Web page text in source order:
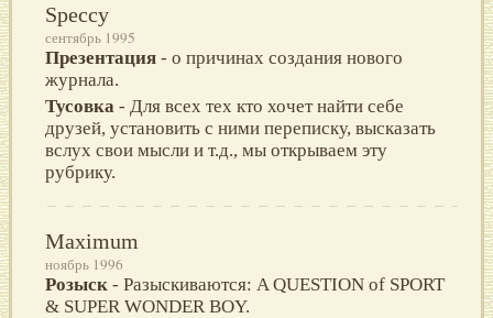
Speccy
сентябрь 1995
Презентация - о причинах создания нового
журнала.
Тусовка - Для всех тех кто хочет найти себе
друзей, установить с ними переписку, высказать
вслух свои мысли и т.д., мы открываем эту
рубрику.
Maximum
ноябрь 1996
Розыск - Разыскиваются: A QUESTION of SPORT
& SUPER WONDER BOY.